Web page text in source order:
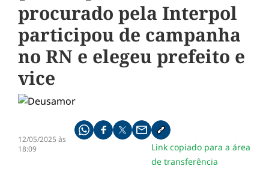
procurado pela Interpol
participou de campanha
no RN e elegeu prefeito e
vice
12/05/2025 às
18:09
Compartilhe pelo whatsapp
Compartilhar no facebook
Compartilhar no twitter
Compartilhe pelo email
Copiar link da notícia
Link copiado para a área
de transferência